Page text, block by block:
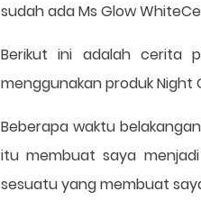
sudah ada Ms Glow
Berikut ini adalah cerita
menggunakan produk Night
Beberapa waktu
itu membuat saya
sesuatu yang membuat